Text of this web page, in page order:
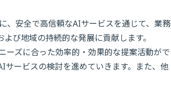
、安全で高信頼なAIサービスを通じて、業務
び地域の持続的な発展に貢献します。
ーズに合った効率的・効果的な提案活動がで
ービスの検討を進めていきます。また、他